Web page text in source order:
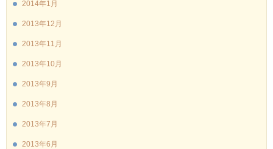
2014年1月
2013年12月
2013年11月
2013年10月
2013年9月
2013年8月
2013年7月
2013年6月